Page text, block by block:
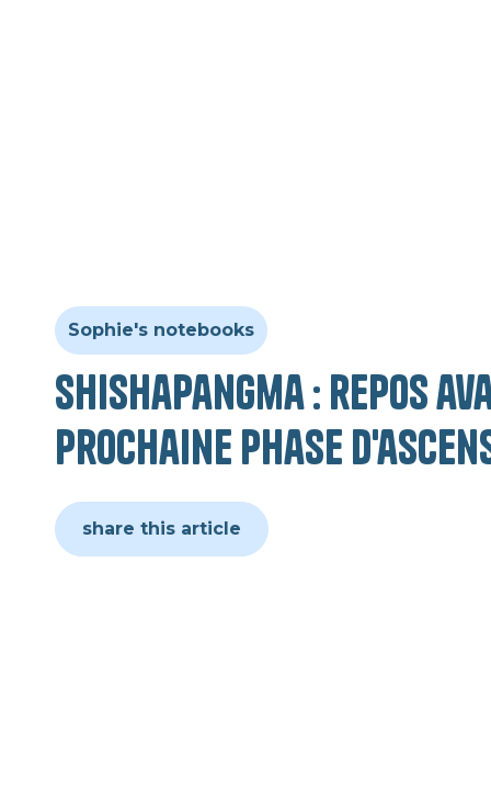
Sophie's notebooks
Shishapangma : repos
prochaine phase
share this article